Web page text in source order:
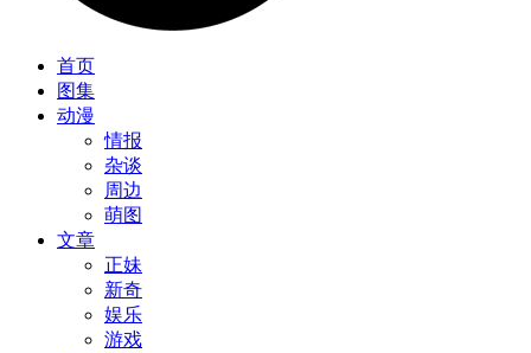
首页
图集
动漫
情报
杂谈
周边
萌图
文章
正妹
新奇
娱乐
游戏